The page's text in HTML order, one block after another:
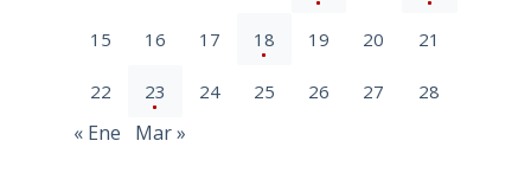
15 16 17 18 19 20 21
22 23 24 25 26 27 28
« Ene Mar »